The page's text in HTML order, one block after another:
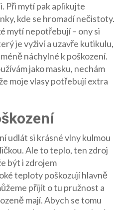
Při mytí pak aplikujte
kde se hromadí nečistoty.
mytí nepotřebují – ony si
je vyživí a uzavře kutikulu,
náchylné k poškození.
jako masku, nechám
moje vlasy potřebují extra
udlát si krásné vlny kulmou
Ale to teplo, ten zdroj
být i zdrojem
teploty poškozují hlavně
přijít o tu pružnost a
mají. Abych se tomu